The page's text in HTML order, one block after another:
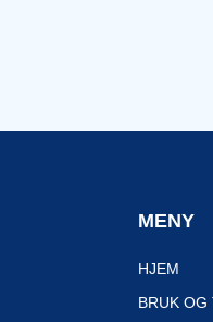
MENY
HJEM
BRUK OG